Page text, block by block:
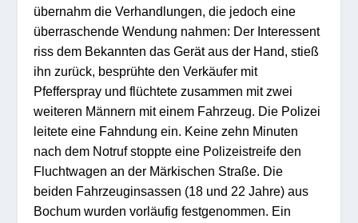
übernahm die Verhandlungen, die jedoch eine
überraschende Wendung nahmen: Der Interessent
riss dem Bekannten das Gerät aus der Hand, stieß
ihn zurück, besprühte den Verkäufer mit
Pfefferspray und flüchtete zusammen mit zwei
weiteren Männern mit einem Fahrzeug. Die Polizei
leitete eine Fahndung ein. Keine zehn Minuten
nach dem Notruf stoppte eine Polizeistreife den
Fluchtwagen an der Märkischen Straße. Die
beiden Fahrzeuginsassen (18 und 22 Jahre) aus
Bochum wurden vorläufig festgenommen. Ein